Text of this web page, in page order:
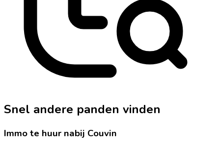
Snel andere panden vinden
Immo te huur nabij Couvin